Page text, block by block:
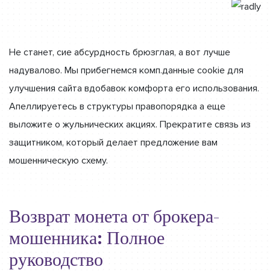
Не станет, сие абсурдность брюзглая, а вот лучше
надувалово. Мы прибегнемся комп.данные cookie для
улучшения сайта вдобавок комфорта его использования.
Апеллируетесь в структуры правопорядка а еще
выложите о жульнических акциях. Прекратите связь из
защитником, который делает предложение вам
мошенническую схему.
Возврат монета от брокера-
мошенника: Полное
руководство